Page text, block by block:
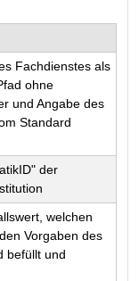
Fachdienstes als
ohne
und Angabe des
Standard
der
welchen
Vorgaben des
befüllt und